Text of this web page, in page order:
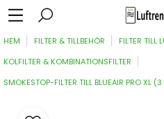
HEM FILTER & TILLBEHÖR
FILTER TILL
KOLFILTER & KOMBINATIONSFILTER
SMOKESTOP-FILTER TILL BLUEAIR PRO XL